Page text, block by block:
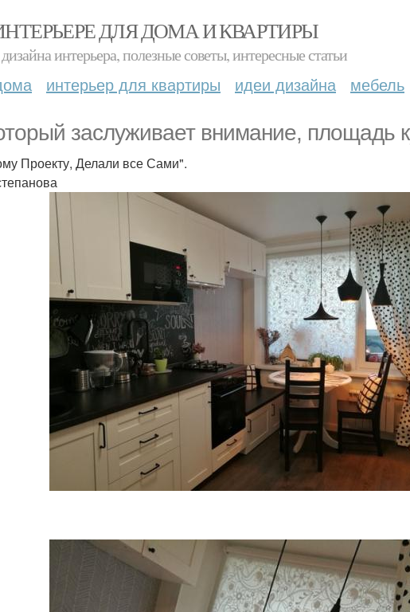
ДЛЯ ДОМА И КВАРТИРЫ
интерьера, полезные советы, интересные статьи
интерьер для квартиры идеи дизайна мебель
заслуживает внимание, площадь
Проекту, Делали все Сами".